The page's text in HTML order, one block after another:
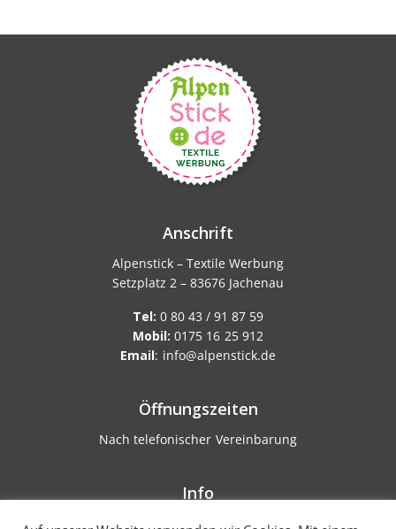
Anschrift
Alpenstick – Textile Werbung
Setzplatz 2 – 83676 Jachenau
Tel: 0 80 43 / 91 87 59
Mobil: 0175 16 25 912
Email: info@alpenstick.de
Öffnungszeiten
Nach telefonischer Vereinbarung
Info
AGB